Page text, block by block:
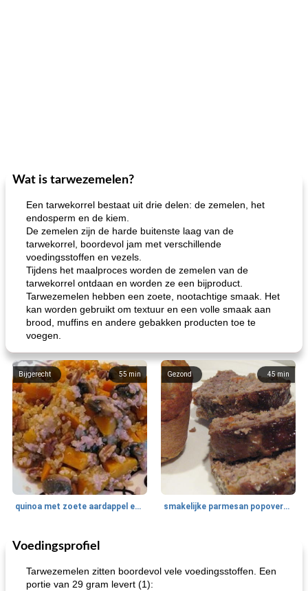
Wat is tarwezemelen?
Een tarwekorrel bestaat uit drie delen: de zemelen, het
endosperm en de kiem.
De zemelen zijn de harde buitenste laag van de
tarwekorrel, boordevol jam met verschillende
voedingsstoffen en vezels.
Tijdens het maalproces worden de zemelen van de
tarwekorrel ontdaan en worden ze een bijproduct.
Tarwezemelen hebben een zoete, nootachtige smaak. Het
kan worden gebruikt om textuur en een volle smaak aan
brood, muffins en andere gebakken producten toe te
voegen.
55 min
Bijgerecht
quinoa met zoete aardappel en champignons
45min
Gezond
smakelijke parmesan popovers (gezonder!)
One Dish Meal
Voedingsprofiel
Tarwezemelen zitten boordevol vele voedingsstoffen. Een
portie van 29 gram levert (1):